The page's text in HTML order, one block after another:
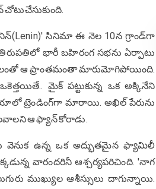
చోటుచేసుకుంది.
సినిమా ఈ నెల 10న గ్రాండ్‌గా
భారీ బహిరంగ సభను ఏర్పాటు
ఆ ప్రాంతమంతా మారుమోగిపోయింది.
మైక్ పట్టుకున్న ఒక అక్కినేని
ట్రెండింగ్‌గా మారాయి. అఖిల్ పేరును
ఆ ఫ్యాన్ కోరాడు.
వెనుక ఉన్న ఒక అద్భుతమైన ఫ్యామిలీ
వారందరినీ ఆశ్చర్యపరిచింది. 'నాగ
ముఖ్యుల ఆశీస్సులు దాగున్నాయి.